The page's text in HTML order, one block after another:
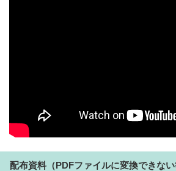
配布資料（PDFファイルに変換できな